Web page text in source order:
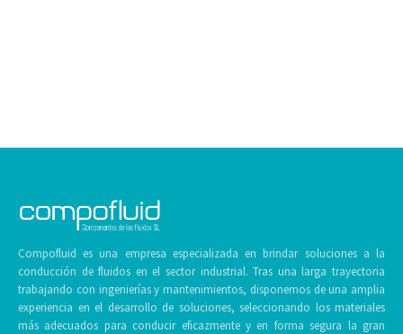
Compofluid es una empresa especializada en brindar soluciones a la
conducción de fluidos en el sector industrial. Tras una larga trayectoria
trabajando con ingenierías y mantenimientos, disponemos de una amplia
experiencia en el desarrollo de soluciones, seleccionando los materiales
más adecuados para conducir eficazmente y en forma segura la gran